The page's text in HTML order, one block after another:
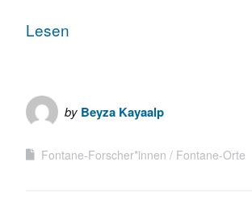
Lesen
by Beyza Kayaalp
Fontane-Forscher*innen Fontane-Orte